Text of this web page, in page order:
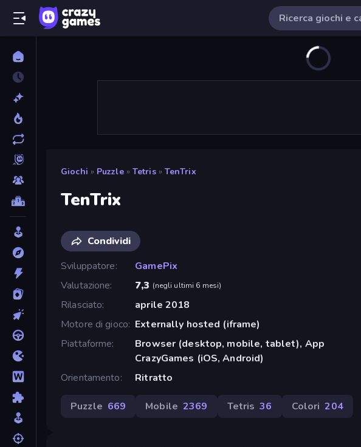
Giochi » Puzzle » Tetris » TenTrix
TenTrix
Condividi
Sviluppatore
GamePix
Valutazione
7,3 (negli ultimi 6 mesi)
Rilasciato
aprile 2018
Motore di gioco Externally hosted (iframe)
Piattaforme
Browser (desktop, mobile, tablet), App
CrazyGames (iOS, Android)
Orientamento
Ritratto
Puzzle 669 Mobile 2369 Tetris 36 Colori 204